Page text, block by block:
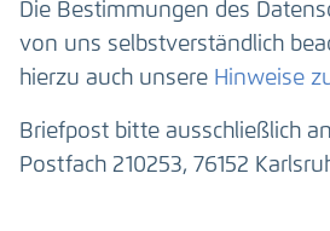
Die Bestimmungen des
von uns selbstverständlich
hierzu auch unsere Hinweise
Briefpost bitte ausschließlich
Postfach 210253, 76152